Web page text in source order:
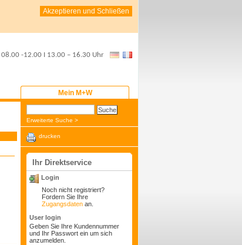
Akzeptieren und Schließen
08.00 -12.00 I 13.00 – 16.30 Uhr
Mein M+W
Erweiterte Suche >
drucken
Ihr Direktservice
Login
Noch nicht registriert?
Fordern Sie Ihre
Zugangsdaten an.
User login
Geben Sie Ihre Kundennummer
und Ihr Passwort ein um sich
anzumelden.